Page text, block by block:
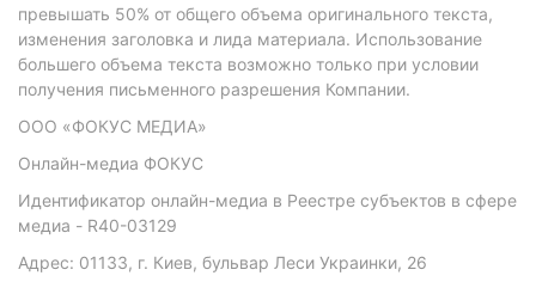
превышать 50% от общего объема оригинального текста,
изменения заголовка и лида материала. Использование
большего объема текста возможно только при условии
получения письменного разрешения Компании.
ООО «ФОКУС МЕДИА»
Онлайн-медиа ФОКУС
Идентификатор онлайн-медиа в Реестре субъектов в сфере
медиа - R40-03129
Адрес: 01133, г. Киев, бульвар Леси Украинки, 26